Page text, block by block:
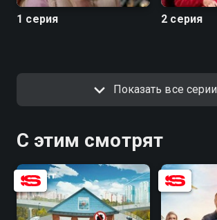
1 серия 2 серия
Показать все серии
С этим смотрят